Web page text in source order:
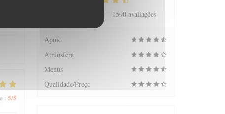
: 5/5
Avaliação média — 1590 avaliações
Apoio
Atmosfera
Menus
Qualidade/Preço